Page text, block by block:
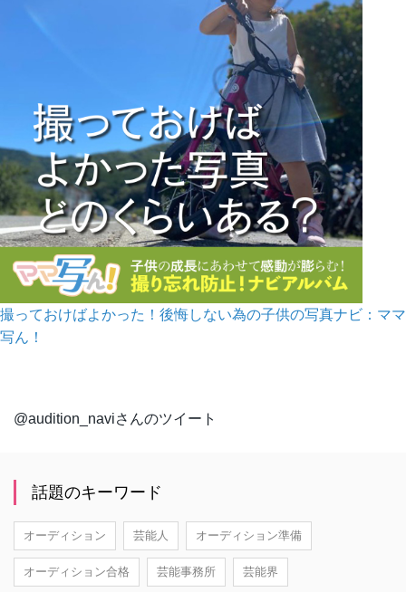
撮っておけばよかった！後悔しない為の子供の写真ナビ：ママ
写ん！
@audition_naviさんのツイート
話題のキーワード
オーディション 芸能人 オーディション準備
オーディション合格 芸能事務所 芸能界